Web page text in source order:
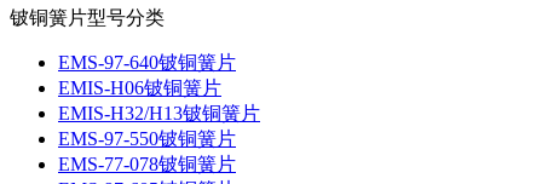
铍铜簧片型号分类
EMS-97-640铍铜簧片
EMIS-H06铍铜簧片
EMIS-H32/H13铍铜簧片
EMS-97-550铍铜簧片
EMS-77-078铍铜簧片